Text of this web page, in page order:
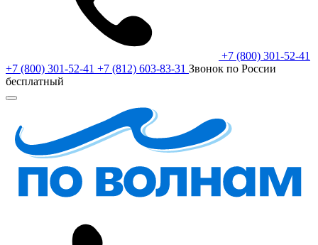
+7 (800) 301-52-41
+7 (800) 301-52-41 +7 (812) 603-83-31 Звонок по России
бесплатный